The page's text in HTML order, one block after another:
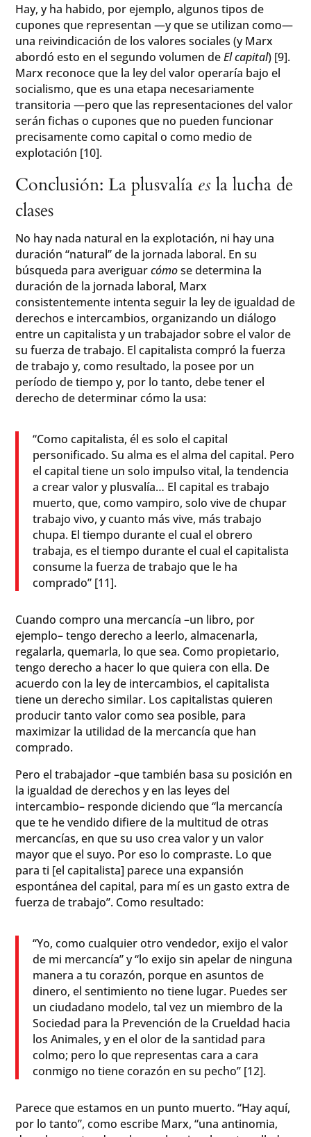
Hay, y ha habido, por ejemplo, algunos tipos de
cupones que representan —y que se utilizan como—
una reivindicación de los valores sociales (y Marx
abordó esto en el segundo volumen deEl capital) [9].
Marx reconoce que la ley del valor operaría bajo el
socialismo, que es una etapa necesariamente
transitoria —pero que las representaciones del valor
serán fichas o cupones que no pueden funcionar
precisamente como capital o como medio de
explotación [10].
Conclusión: La plusvalía es la lucha de
clases
No hay nada natural en la explotación, ni hay una
duración “natural” de la jornada laboral. En su
búsqueda para averiguarcómose determina la
duración de la jornada laboral, Marx
consistentemente intenta seguir la ley de igualdad de
derechos e intercambios, organizando un diálogo
entre un capitalista y un trabajador sobre el valor de
su fuerza de trabajo. El capitalista compró la fuerza
de trabajo y, como resultado, la posee por un
período de tiempo y, por lo tanto, debe tener el
derecho de determinar cómo la usa:
“Como capitalista, él es solo el capital
personificado. Su alma es el alma del capital. Pero
el capital tiene un solo impulso vital, la tendencia
a crear valor y plusvalía… El capital es trabajo
muerto, que, como vampiro, solo vive de chupar
trabajo vivo, y cuanto más vive, más trabajo
chupa. El tiempo durante el cual el obrero
trabaja, es el tiempo durante el cual el capitalista
consume la fuerza de trabajo que le ha
comprado” [11].
Cuando compro una mercancía –un libro, por
ejemplo– tengo derecho a leerlo, almacenarla,
regalarla, quemarla, lo que sea. Como propietario,
tengo derecho a hacer lo que quiera con ella. De
acuerdo con la ley de intercambios, el capitalista
tiene un derecho similar. Los capitalistas quieren
producir tanto valor como sea posible, para
maximizar la utilidad de la mercancía que han
comprado.
Pero el trabajador –que también basa su posición en
la igualdad de derechos y en las leyes del
intercambio– responde diciendo que “la mercancía
que te he vendido difiere de la multitud de otras
mercancías, en que su uso crea valor y un valor
mayor que el suyo. Por eso lo compraste. Lo que
para ti [el capitalista] parece una expansión
espontánea del capital, para mí es un gasto extra de
fuerza de trabajo”. Como resultado:
“Yo, como cualquier otro vendedor, exijo el valor
de mi mercancía” y “lo exijo sin apelar de ninguna
manera a tu corazón, porque en asuntos de
dinero, el sentimiento no tiene lugar. Puedes ser
un ciudadano modelo, tal vez un miembro de la
Sociedad para la Prevención de la Crueldad hacia
los Animales, y en el olor de la santidad para
colmo; pero lo que representas cara a cara
conmigo no tiene corazón en su pecho” [12].
Parece que estamos en un punto muerto. “Hay aquí,
por lo tanto”, como escribe Marx, “una antinomia,